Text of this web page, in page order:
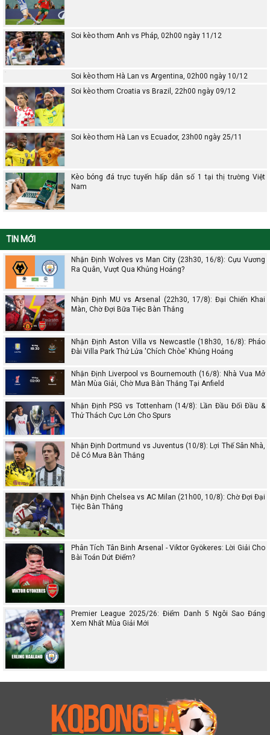
Soi kèo thơm Anh vs Pháp, 02h00 ngày 11/12
Soi kèo thơm Hà Lan vs Argentina, 02h00 ngày 10/12
Soi kèo thơm Croatia vs Brazil, 22h00 ngày 09/12
Soi kèo thơm Hà Lan vs Ecuador, 23h00 ngày 25/11
Kèo bóng đá trực tuyến hấp dẫn số 1 tại thị trường Việt
Nam
TIN MỚI
Nhận Định Wolves vs Man City (23h30, 16/8): Cựu Vương
Ra Quân, Vượt Qua Khủng Hoảng?
Nhận Định MU vs Arsenal (22h30, 17/8): Đại Chiến Khai
Màn, Chờ Đợi Bữa Tiệc Bàn Thắng
Nhận Định Aston Villa vs Newcastle (18h30, 16/8): Pháo
Đài Villa Park Thử Lửa 'Chích Chòe' Khủng Hoảng
Nhận Định Liverpool vs Bournemouth (16/8): Nhà Vua Mở
Màn Mùa Giải, Chờ Mưa Bàn Thắng Tại Anfield
Nhận Định PSG vs Tottenham (14/8): Lần Đầu Đối Đầu &
Thử Thách Cực Lớn Cho Spurs
Nhận Định Dortmund vs Juventus (10/8): Lợi Thế Sân Nhà,
Dễ Có Mưa Bàn Thắng
Nhận Định Chelsea vs AC Milan (21h00, 10/8): Chờ Đợi Đại
Tiệc Bàn Thắng
Phân Tích Tân Binh Arsenal - Viktor Gyökeres: Lời Giải Cho
Bài Toán Dứt Điểm?
Premier League 2025/26: Điểm Danh 5 Ngôi Sao Đáng
Xem Nhất Mùa Giải Mới